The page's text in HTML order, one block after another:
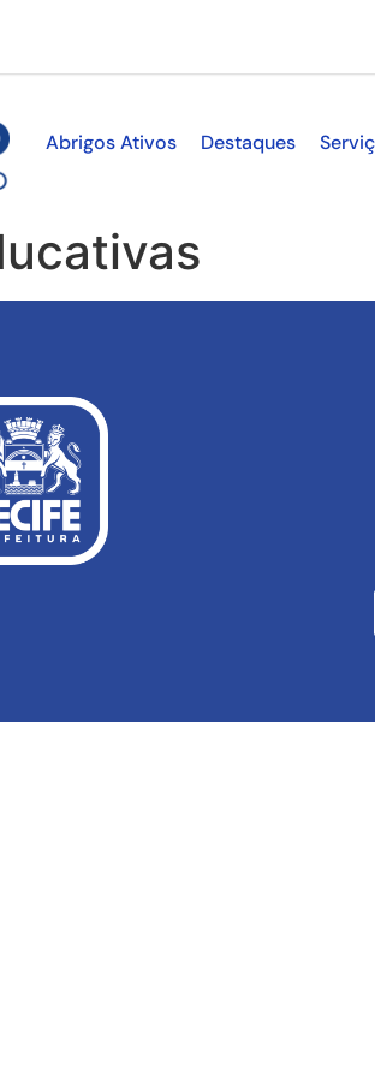
Abrigos Ativos Destaques